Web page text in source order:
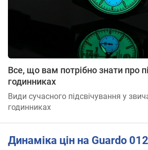
Все, що вам потрібно знати про
годинниках
Види сучасного підсвічування у
годинниках
Динаміка цін на Guardo